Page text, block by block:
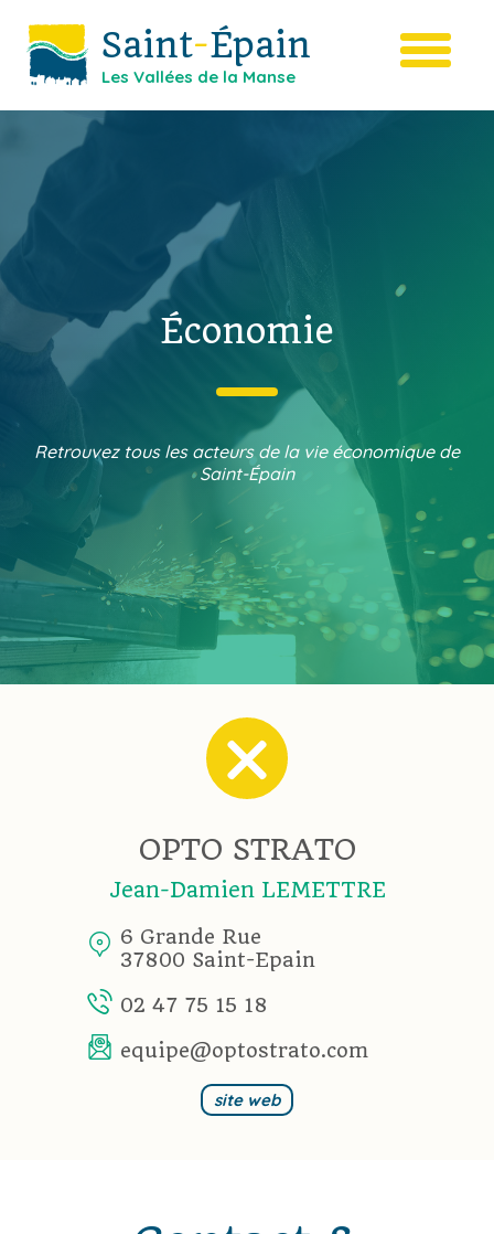
Saint-Épain
Les Vallées de la Manse
Économie
Retrouvez tous les acteurs de la vie économique de
Saint-Épain
OPTO STRATO
Jean-Damien LEMETTRE
6 Grande Rue
37800 Saint-Epain
02 47 75 15 18
equipe@optostrato.com
site web